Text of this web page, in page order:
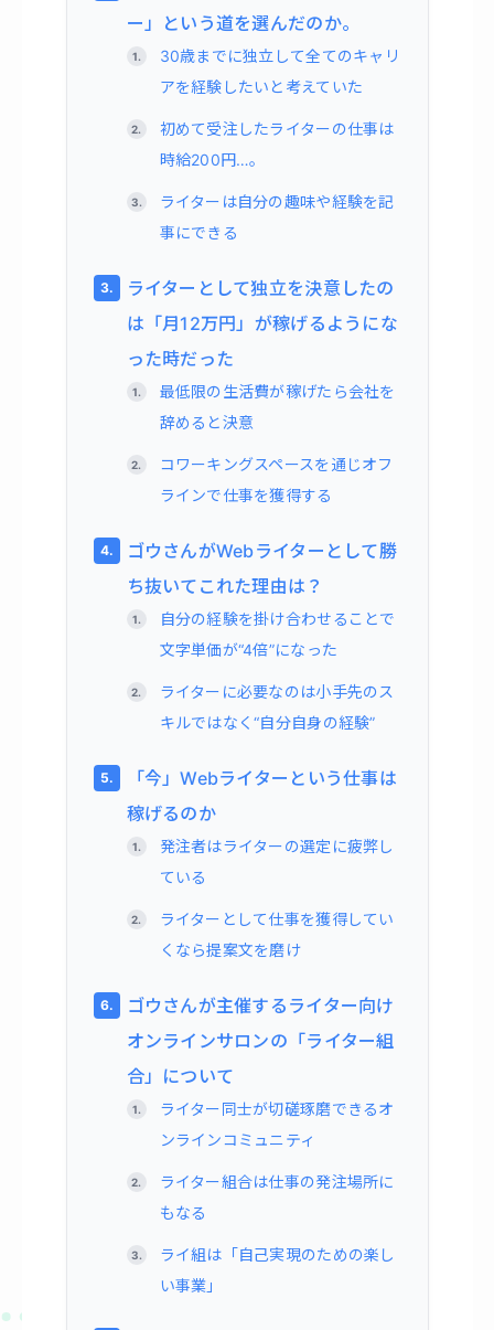
ー」という道を選んだのか。
30歳までに独立して全てのキャリ
アを経験したいと考えていた
初めて受注したライターの仕事は
時給200円…。
ライターは自分の趣味や経験を記
事にできる
ライターとして独立を決意したの
は「月12万円」が稼げるようにな
った時だった
最低限の生活費が稼げたら会社を
辞めると決意
コワーキングスペースを通じオフ
ラインで仕事を獲得する
ゴウさんがWebライターとして勝
ち抜いてこれた理由は？
自分の経験を掛け合わせることで
文字単価が“4倍”になった
ライターに必要なのは小手先のス
キルではなく“自分自身の経験”
「今」Webライターという仕事は
稼げるのか
発注者はライターの選定に疲弊し
ている
ライターとして仕事を獲得してい
くなら提案文を磨け
ゴウさんが主催するライター向け
オンラインサロンの「ライター組
合」について
ライター同士が切磋琢磨できるオ
ンラインコミュニティ
ライター組合は仕事の発注場所に
もなる
ライ組は「自己実現のための楽し
い事業」